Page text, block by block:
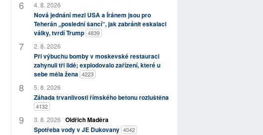
4. 8. 2026
Nová jednání mezi USA a Íránem jsou pro
Teherán „poslední šancí“, jak zabránit eskalaci
války, tvrdí Trump 4839
2. 8. 2026
Při výbuchu bomby v moskevské restauraci
zahynuli tři lidé; explodovalo zařízení, které u
sebe měla žena 4223
5. 8. 2026
Záhada trvanlivosti římského betonu rozluštěna
4132
3. 8. 2026 Oldřich Maděra
Spotřeba vody v JE Dukovany 4042